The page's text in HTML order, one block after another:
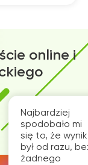
online i
Najbardziej
spodobało mi
się to, że wynik
był od razu,
żadnego